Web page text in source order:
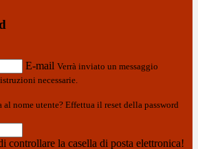
E-mail Verrà inviato un messaggio
necessarie.
al nome utente? Effettua il reset della password
controllare la casella di posta elettronica!